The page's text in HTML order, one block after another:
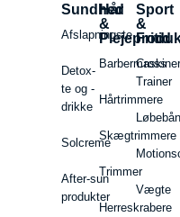
Sundhed
Afslapningste
Detox-
te og -
drikke
Solcreme
After-sun
produkter
Hår
&
Hårtrimmere
Skægtrimmere
Trimmer
Herreskrabere
Sport
&
Fritid
Cross
Trainer
Vægte